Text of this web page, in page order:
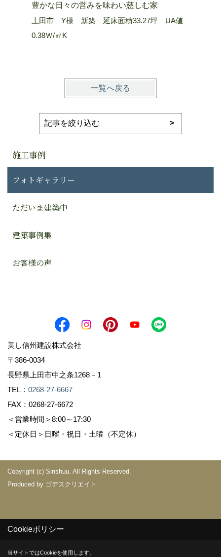
豊かな日々の営みを味わい慈しむ家
上田市 Y様 新築 延床面積33.27坪 UA値
0.38Ｗ/㎡K
一覧へ戻る
施工事例
フォトギャラリー
ただいま建築中
建築事例集
お客様の声
美し信州建設株式会社
〒386-0034
長野県上田市中之条1268－1
TEL： 0268-27-6667
FAX：0268-27-6672
＜営業時間＞8:00～17:30
＜定休日＞日曜・祝日・土曜（不定休）
Copyright (c) Sinshuu. All Rights Reserved.
Produced by ゴデスクリエイト
Cookieポリシー
当サイトではCookieを使用します。